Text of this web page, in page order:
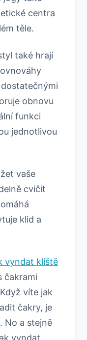
centra
těle.
také hrají
obnovu
funkci
jednotlivou
vaše
cvičit
klid a
vyndat klíště
čakrami
víte jak
čakry, je
No a stejně
vyndat